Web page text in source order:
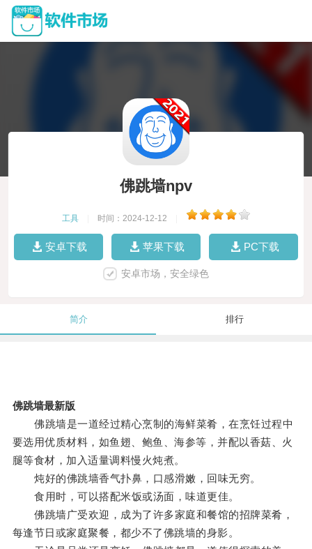
佛跳墙npv
工具 时间：2024-12-12
安卓下载 苹果下载 PC下载
安卓市场，安全绿色
简介 排行
佛跳墙最新版
佛跳墙是一道经过精心烹制的海鲜菜肴，在烹饪过程中
要选用优质材料，如鱼翅、鲍鱼、海参等，并配以香菇、火
腿等食材，加入适量调料慢火炖煮。
炖好的佛跳墙香气扑鼻，口感滑嫩，回味无穷。
食用时，可以搭配米饭或汤面，味道更佳。
佛跳墙广受欢迎，成为了许多家庭和餐馆的招牌菜肴，
每逢节日或家庭聚餐，都少不了佛跳墙的身影。